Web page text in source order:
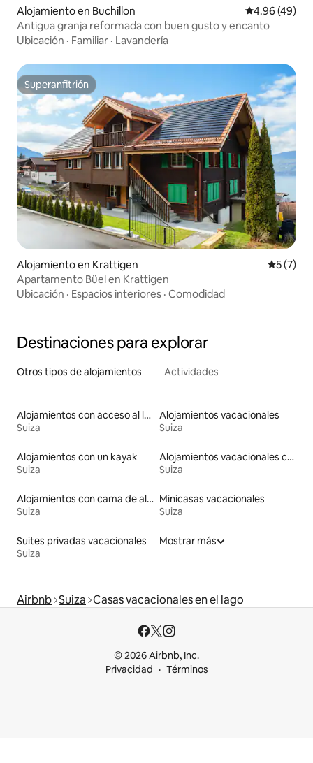
Alojamiento en Buchillon Calificación
4.96 (49)
Antigua granja reformada con buen gusto y encanto
Ubicación · Familiar · Lavandería
Superanfitrión
Superanfitrión
Alojamiento en Krattigen
5 (7)
Apartamento Büel en Krattigen
Ubicación · Espacios interiores · Comodidad
Destinaciones para explorar
Otros tipos de alojamientos Actividades
Alojamientos con acceso al lago
Suiza
Alojamientos vacacionales
Suiza
Alojamientos con un kayak
Suiza
Alojamientos vacacionales con piscina
Suiza
Alojamientos con cama de altura accesible
Suiza
Minicasas vacacionales
Suiza
Suites privadas vacacionales
Suiza
Mostrar más
Airbnb Suiza Casas vacacionales en el lago
© 2026 Airbnb, Inc.
Privacidad
Términos